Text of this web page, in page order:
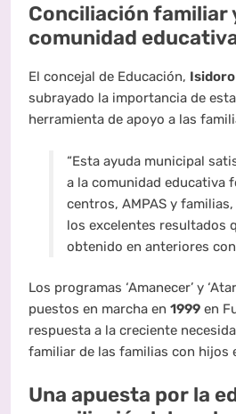
Conciliación familiar
comunidad
El concejal de Educación,
subrayado la importancia de
herramienta de apoyo a las
“Esta ayuda municipal
a la comunidad educativa
centros, AMPAS y
los excelentes resultados
obtenido en anteriores
Los programas ‘Amanecer’ y
puestos en marcha en 1999 en
respuesta a la creciente
familiar de las familias con hijos
Una apuesta por la